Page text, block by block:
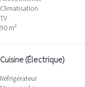
Climatisation
TV
90 m²
Cuisine (Électrique)
Réfrigérateur